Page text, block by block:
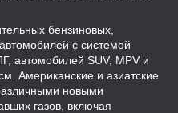
бензиновых,
с системой
автомобилей SUV, MPV и
Американские и азиатские
новыми
газов, включая